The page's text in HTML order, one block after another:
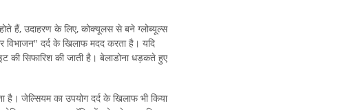
हैं, उदाहरण के लिए, कोक्यूलस से बने ग्लोब्यूल्स
विभाजन" दर्द के खिलाफ मदद करता है। यदि
की सिफारिश की जाती है। बेलाडोना धड़कते हुए
जेल्सियम का उपयोग दर्द के खिलाफ भी किया